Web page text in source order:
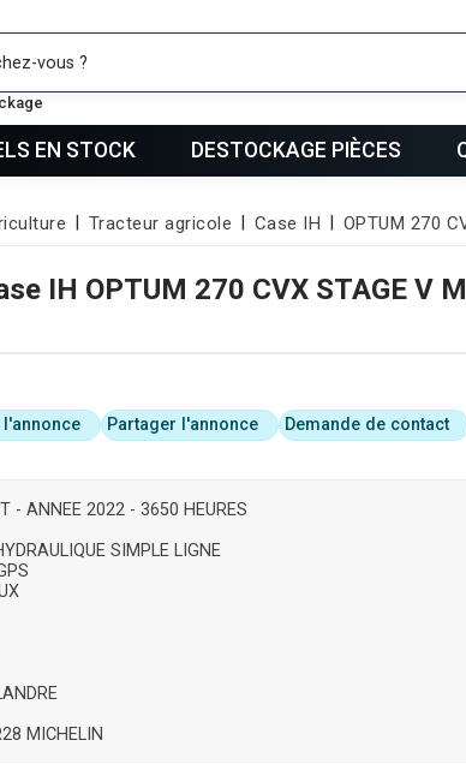
Mes favoris
EN STOCK DESTOCKAGE PIÈCES
Tracteur agricole Case IH OPTUM 270
IH OPTUM 270 CVX STAGE V
- ANNEE 2022 - 3650 HEURES
SIMPLE LIGNE
MICHELIN
Demande de contact
Partager l'annonce
l'annonce